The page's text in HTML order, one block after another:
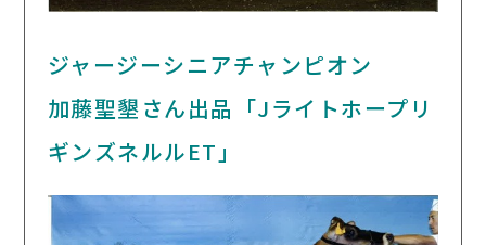
ジャージーシニアチャンピオン
加藤聖墾さん出品「Jライトホープリ
ギンズネルルET」